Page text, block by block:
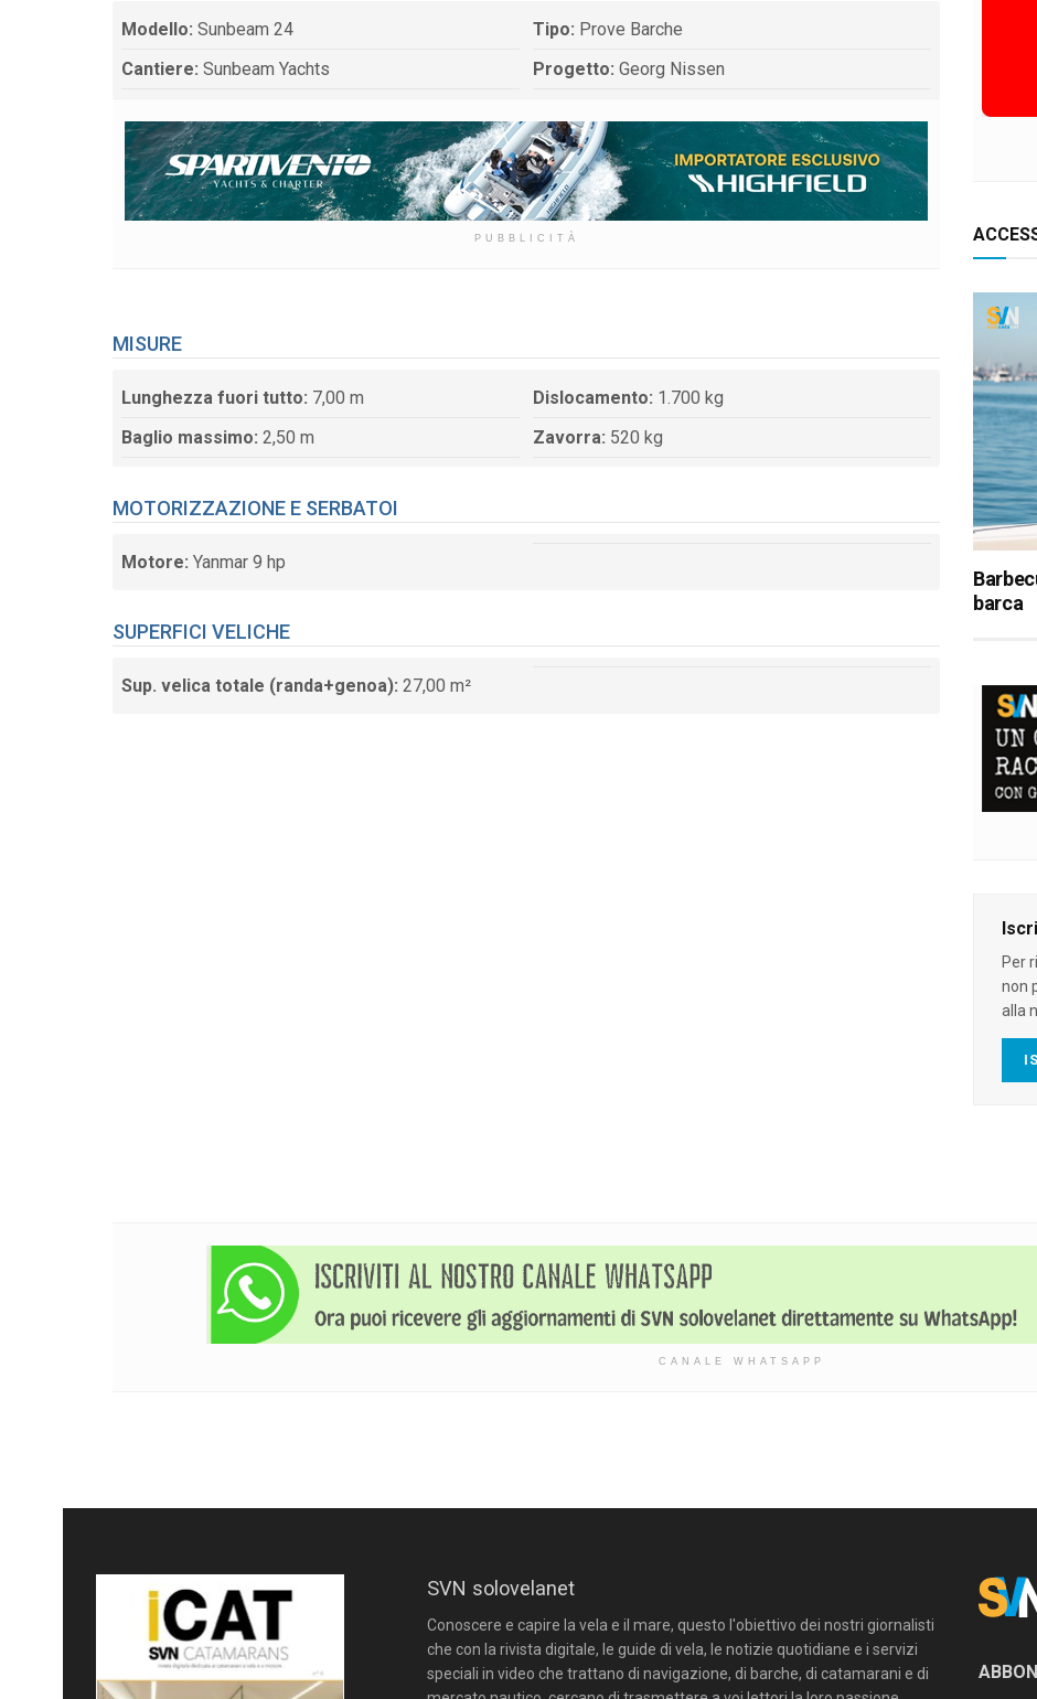
Modello: Sunbeam 24
Cantiere: Sunbeam Yachts
Tipo: Prove Barche
Progetto: Georg Nissen
PUBBLICITÀ
MISURE
Lunghezza fuori tutto: 7,00 m
Baglio massimo: 2,50 m
Dislocamento: 1.700 kg
Zavorra: 520 kg
MOTORIZZAZIONE E SERBATOI
Motore: Yanmar 9 hp
SUPERFICI VELICHE
Sup. velica totale (randa+genoa): 27,00 m²
barca
Per
non
alla
CANALE WHATSAPP
SVN solovelanet
Conoscere e capire la vela e il mare, questo l'obiettivo dei nostri giornalisti
che con la rivista digitale, le guide di vela, le notizie quotidiane e i servizi
speciali in video che trattano di navigazione, di barche, di catamarani e di